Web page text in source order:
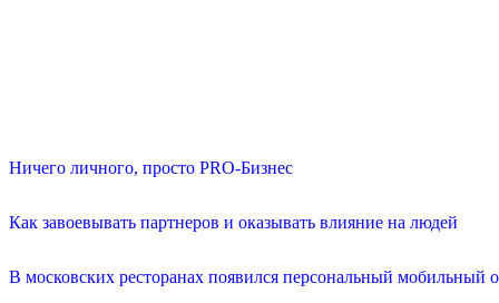
Ничего личного, просто PRO-Бизнес
Как завоевывать партнеров и оказывать влияние на людей
В московских ресторанах появился персональный мобильный